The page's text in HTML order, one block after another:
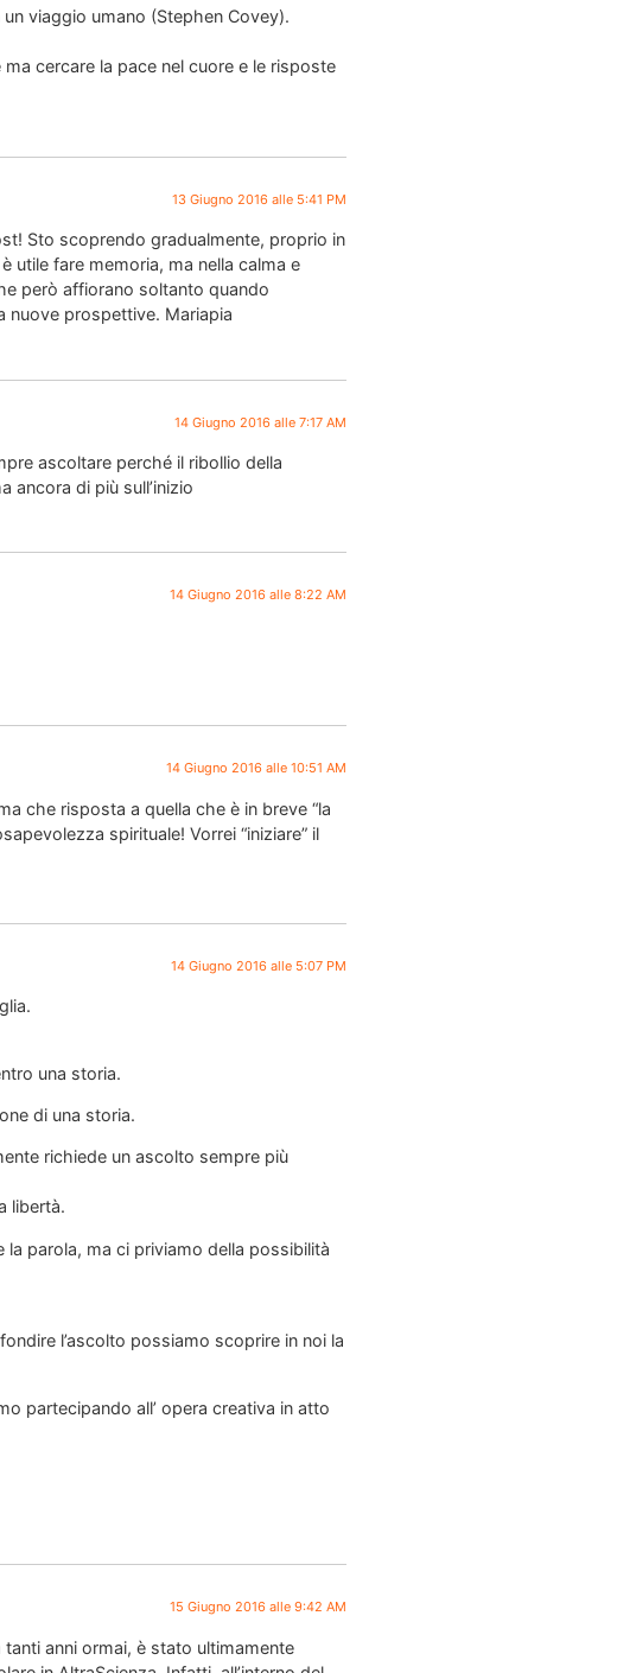
viaggio umano (Stephen Covey).
cercare la pace nel cuore e le risposte
13 Giugno 2016 alle 5:41 PM
Sto scoprendo gradualmente, proprio in
utile fare memoria, ma nella calma e
però affiorano soltanto quando
nuove prospettive. Mariapia
14 Giugno 2016 alle 7:17 AM
ascoltare perché il ribollio della
ancora di più sull’inizio
14 Giugno 2016 alle 8:22 AM
14 Giugno 2016 alle 10:51 AM
che risposta a quella che è in breve “la
spirituale! Vorrei “iniziare” il
14 Giugno 2016 alle 5:07 PM
una storia.
di una storia.
richiede un ascolto sempre più
libertà.
parola, ma ci priviamo della possibilità
l’ascolto possiamo scoprire in noi la
partecipando all’ opera creativa in atto
15 Giugno 2016 alle 9:42 AM
anni ormai, è stato ultimamente